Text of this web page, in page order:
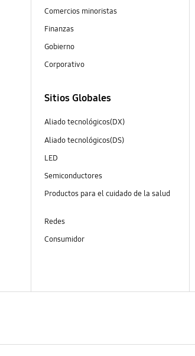
Comercios minoristas
Finanzas
Gobierno
Corporativo
Sitios Globales
Aliado tecnológicos(DX)
Aliado tecnológicos(DS)
LED
Semiconductores
Productos para el cuidado de la salud
Redes
Consumidor